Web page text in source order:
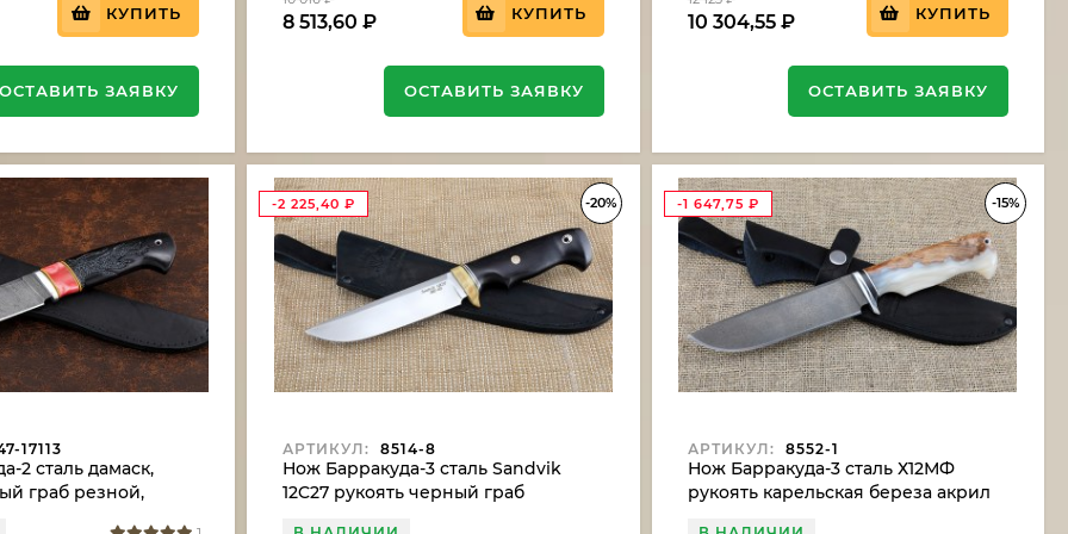
КУПИТЬ
ОСТАВИТЬ ЗАЯВКУ
8 513,60₽ КУПИТЬ
ОСТАВИТЬ ЗАЯВКУ
10 304,55 ₽ КУПИТЬ
ОСТАВИТЬ ЗАЯВКУ
17113
2 сталь дамаск,
граб резной,
-20%
-2 225,40₽
АРТИКУЛ: 8514-8
Нож Барракуда-3 сталь Sandvik
12C27 рукоять черный граб
-15%
-1 647,75 ₽
АРТИКУЛ: 8552-1
Нож Барракуда-3 сталь Х12МФ
рукоять карельская береза акрил